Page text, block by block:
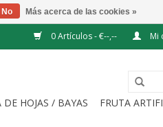
0 Artículos - €--,-- Mi
DE HOJAS / BAYAS
FRUTA
No Más acerca de las cookies »